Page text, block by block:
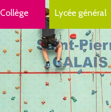
Collège Lycée général